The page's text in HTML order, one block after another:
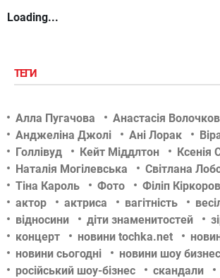
Loading...
ТЕГИ
Алла Пугачова
Анастасія
Анджеліна Джолі
Ані Лорак
Голлівуд
Кейт Міддлтон
Ксенія
Наталія Могілевська
Світлана
Тіна Кароль
Фото Філіп Кіркоров
актор
актриса вагітність
відносини
діти знаменитостей
концерт
новини tochka.net
новини сьогодні
новини шоу
російський шоу-бізнес
скандали